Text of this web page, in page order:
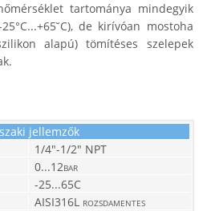
tartománya mindegyik
de kirívóan mostoha
alapú) tömítéses szelepek
jellemzők
1/4"-1/2" NPT
0...12bar
-25...65C
AISI316L rozsdamentes